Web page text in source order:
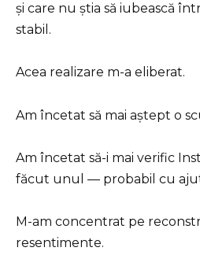
și care nu știa să iubească
stabil.
Acea realizare m-a eliberat.
Am încetat să mai aștept o
Am încetat să-i mai verific
făcut unul — probabil cu
M-am concentrat pe
resentimente.